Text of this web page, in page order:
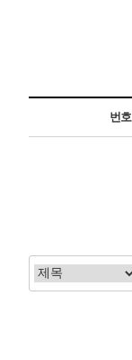
번호